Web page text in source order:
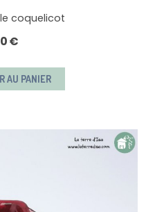
coquelicot
€
AU PANIER